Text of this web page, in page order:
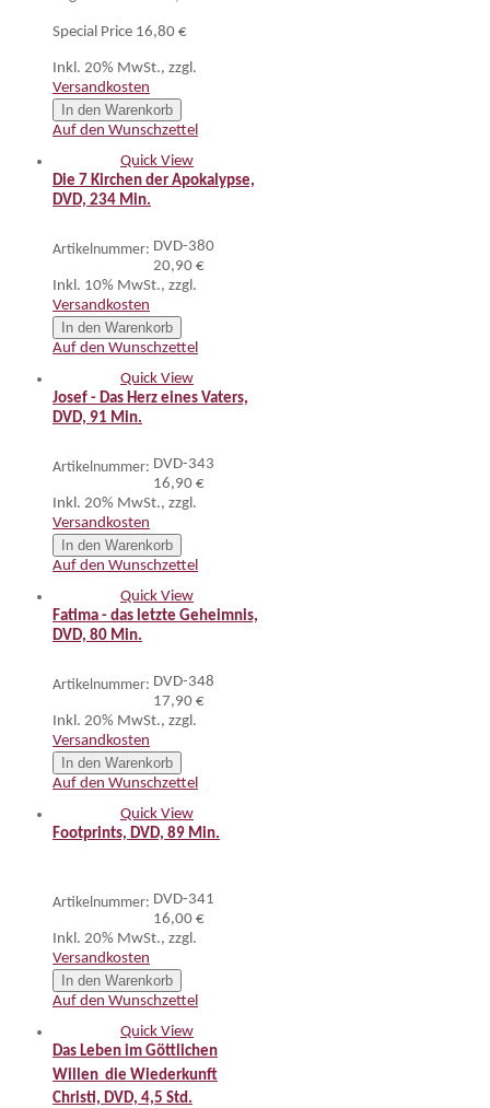
Special Price 16,80 €
Inkl. 20% MwSt., zzgl.
Versandkosten
In den Warenkorb
Auf den Wunschzettel
Quick View
Die 7 Kirchen der Apokalypse,
DVD, 234 Min.
Artikelnummer: DVD-380
20,90 €
Inkl. 10% MwSt., zzgl.
Versandkosten
In den Warenkorb
Auf den Wunschzettel
Quick View
Josef - Das Herz eines Vaters,
DVD, 91 Min.
Artikelnummer: DVD-343
16,90 €
Inkl. 20% MwSt., zzgl.
Versandkosten
In den Warenkorb
Auf den Wunschzettel
Quick View
Fatima - das letzte Geheimnis,
DVD, 80 Min.
Artikelnummer: DVD-348
17,90 €
Inkl. 20% MwSt., zzgl.
Versandkosten
In den Warenkorb
Auf den Wunschzettel
Quick View
Footprints, DVD, 89 Min.
Artikelnummer: DVD-341
16,00 €
Inkl. 20% MwSt., zzgl.
Versandkosten
In den Warenkorb
Auf den Wunschzettel
Quick View
Das Leben im Göttlichen
Willen  die Wiederkunft
Christi, DVD, 4,5 Std.